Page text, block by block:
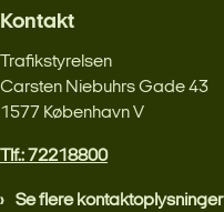
Kontakt
Trafikstyrelsen
Carsten Niebuhrs Gade 43
1577 København V
Tlf.: 72218800
Se flere kontaktoplysninger